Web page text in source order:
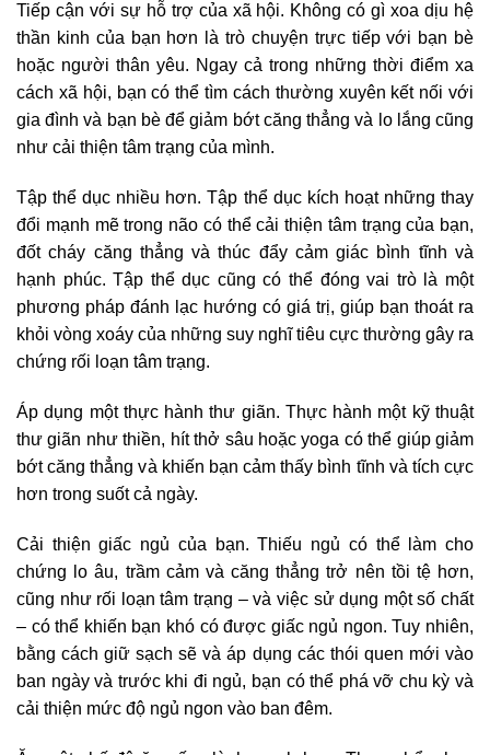
Tiếp cận với sự hỗ trợ của xã hội. Không có gì xoa dịu hệ
thần kinh của bạn hơn là trò chuyện trực tiếp với bạn bè
hoặc người thân yêu. Ngay cả trong những thời điểm xa
cách xã hội, bạn có thể tìm cách thường xuyên kết nối với
gia đình và bạn bè để giảm bớt căng thẳng và lo lắng cũng
như cải thiện tâm trạng của mình.
Tập thể dục nhiều hơn. Tập thể dục kích hoạt những thay
đổi mạnh mẽ trong não có thể cải thiện tâm trạng của bạn,
đốt cháy căng thẳng và thúc đẩy cảm giác bình tĩnh và
hạnh phúc. Tập thể dục cũng có thể đóng vai trò là một
phương pháp đánh lạc hướng có giá trị, giúp bạn thoát ra
khỏi vòng xoáy của những suy nghĩ tiêu cực thường gây ra
chứng rối loạn tâm trạng.
Áp dụng một thực hành thư giãn. Thực hành một kỹ thuật
thư giãn như thiền, hít thở sâu hoặc yoga có thể giúp giảm
bớt căng thẳng và khiến bạn cảm thấy bình tĩnh và tích cực
hơn trong suốt cả ngày.
Cải thiện giấc ngủ của bạn. Thiếu ngủ có thể làm cho
chứng lo âu, trầm cảm và căng thẳng trở nên tồi tệ hơn,
cũng như rối loạn tâm trạng – và việc sử dụng một số chất
– có thể khiến bạn khó có được giấc ngủ ngon. Tuy nhiên,
bằng cách giữ sạch sẽ và áp dụng các thói quen mới vào
ban ngày và trước khi đi ngủ, bạn có thể phá vỡ chu kỳ và
cải thiện mức độ ngủ ngon vào ban đêm.